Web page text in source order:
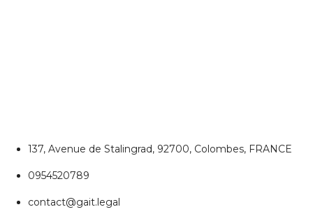
137, Avenue de Stalingrad, 92700, Colombes, FRANCE
0954520789
contact@gait.legal